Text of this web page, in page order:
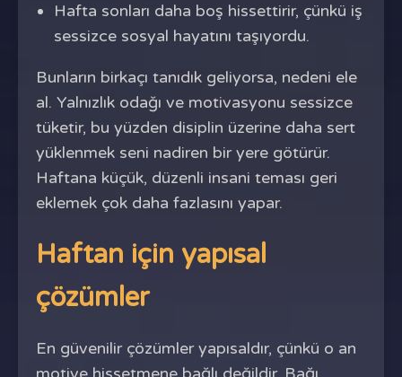
Hafta sonları daha boş hissettirir, çünkü iş
sessizce sosyal hayatını taşıyordu.
Bunların birkaçı tanıdık geliyorsa, nedeni ele
al. Yalnızlık odağı ve motivasyonu sessizce
tüketir, bu yüzden disiplin üzerine daha sert
yüklenmek seni nadiren bir yere götürür.
Haftana küçük, düzenli insani teması geri
eklemek çok daha fazlasını yapar.
Haftan için yapısal
çözümler
En güvenilir çözümler yapısaldır, çünkü o an